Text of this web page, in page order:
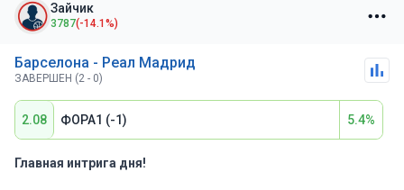
Зайчик
3787(-14.1%)
Барселона - Реал Мадрид
ЗАВЕРШЕН (2 - 0)
2.08 ФОРА1 (-1) 5.4%
Главная интрига дня!